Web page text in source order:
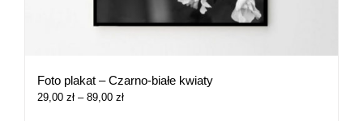
Foto plakat – Czarno-białe kwiaty
29,00 zł – 89,00 złZakres